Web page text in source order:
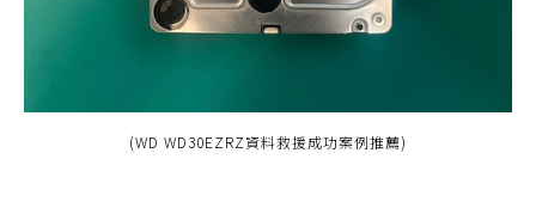
(WD WD30EZRZ資料救援成功案例推薦)